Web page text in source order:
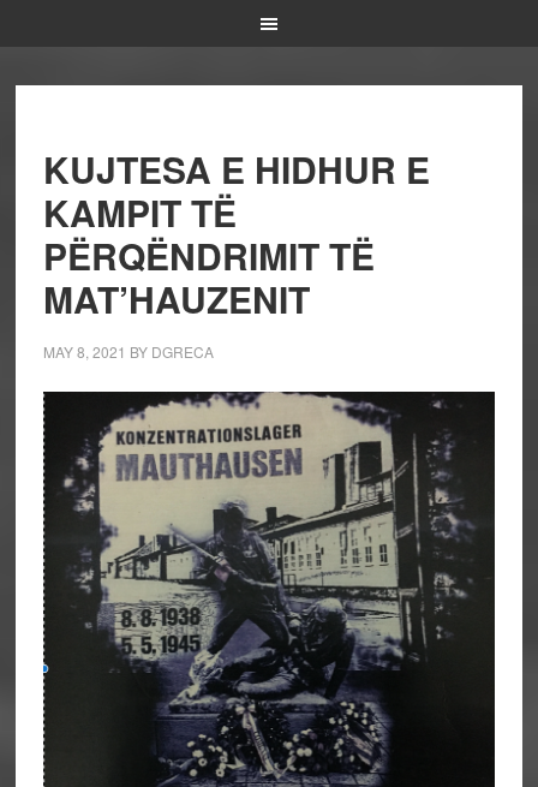
KUJTESA E HIDHUR E
KAMPIT TË
PËRQËNDRIMIT TË
MAT’HAUZENIT
MAY 8, 2021 BY DGRECA